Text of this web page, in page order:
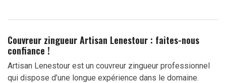
Couvreur zingueur Artisan Lenestour : faites-nous
confiance !
Artisan Lenestour est un couvreur zingueur professionnel
qui dispose d’une longue expérience dans le domaine.